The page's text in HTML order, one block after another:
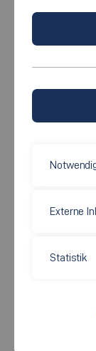
Du fundierte
Externe
Statistik